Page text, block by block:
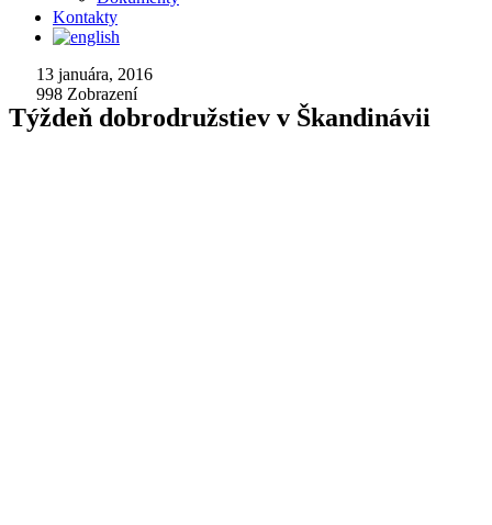
Kontakty
13 januára, 2016
998 Zobrazení
Týždeň dobrodružstiev v Škandinávii